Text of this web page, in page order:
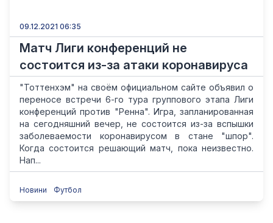
09.12.2021 06:35
Матч Лиги конференций не
состоится из-за атаки коронавируса
"Тоттенхэм" на своём официальном сайте объявил о
переносе встречи 6-го тура группового этапа Лиги
конференций против "Ренна". Игра, запланированная
на сегодняшний вечер, не состоится из-за вспышки
заболеваемости коронавирусом в стане "шпор".
Когда состоится решающий матч, пока неизвестно.
Нап...
Новини Футбол